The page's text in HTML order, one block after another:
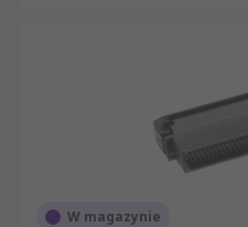
W magazynie